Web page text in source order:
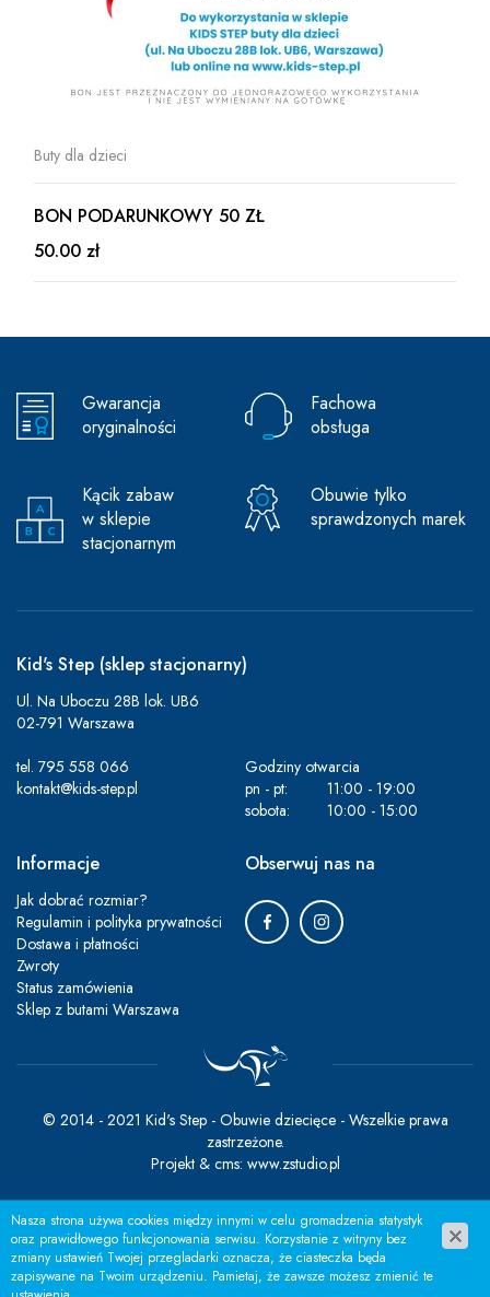
Buty dla dzieci
BON PODARUNKOWY 50 ZŁ
50.00 zł
Gwarancja
oryginalności
Fachowa
obsługa
Kącik zabaw
w sklepie
stacjonarnym
Obuwie tylko
sprawdzonych marek
Kid's Step (sklep stacjonarny)
Ul. Na Uboczu 28B lok. UB6
02-791 Warszawa
tel. 795 558 066
kontakt@kids-step.pl
Godziny otwarcia
pn - pt:
11:00 - 19:00
sobota:
10:00 - 15:00
Informacje
Jak dobrać rozmiar?
Regulamin i polityka prywatności
Dostawa i płatności
Zwroty
Status zamówienia
Sklep z butami Warszawa
Obserwuj nas na
© 2014 - 2021 Kid's Step - Obuwie dziecięce - Wszelkie prawa
zastrzeżone.
Projekt & cms: www.zstudio.pl
Nasza strona używa cookies między innymi w celu gromadzenia statystyk
oraz prawidłowego funkcjonowania serwisu. Korzystanie z witryny bez
zmiany ustawień Twojej przegladarki oznacza, że ciasteczka będa
zapisywane na Twoim urządzeniu. Pamietaj, że zawsze możesz zmienić te